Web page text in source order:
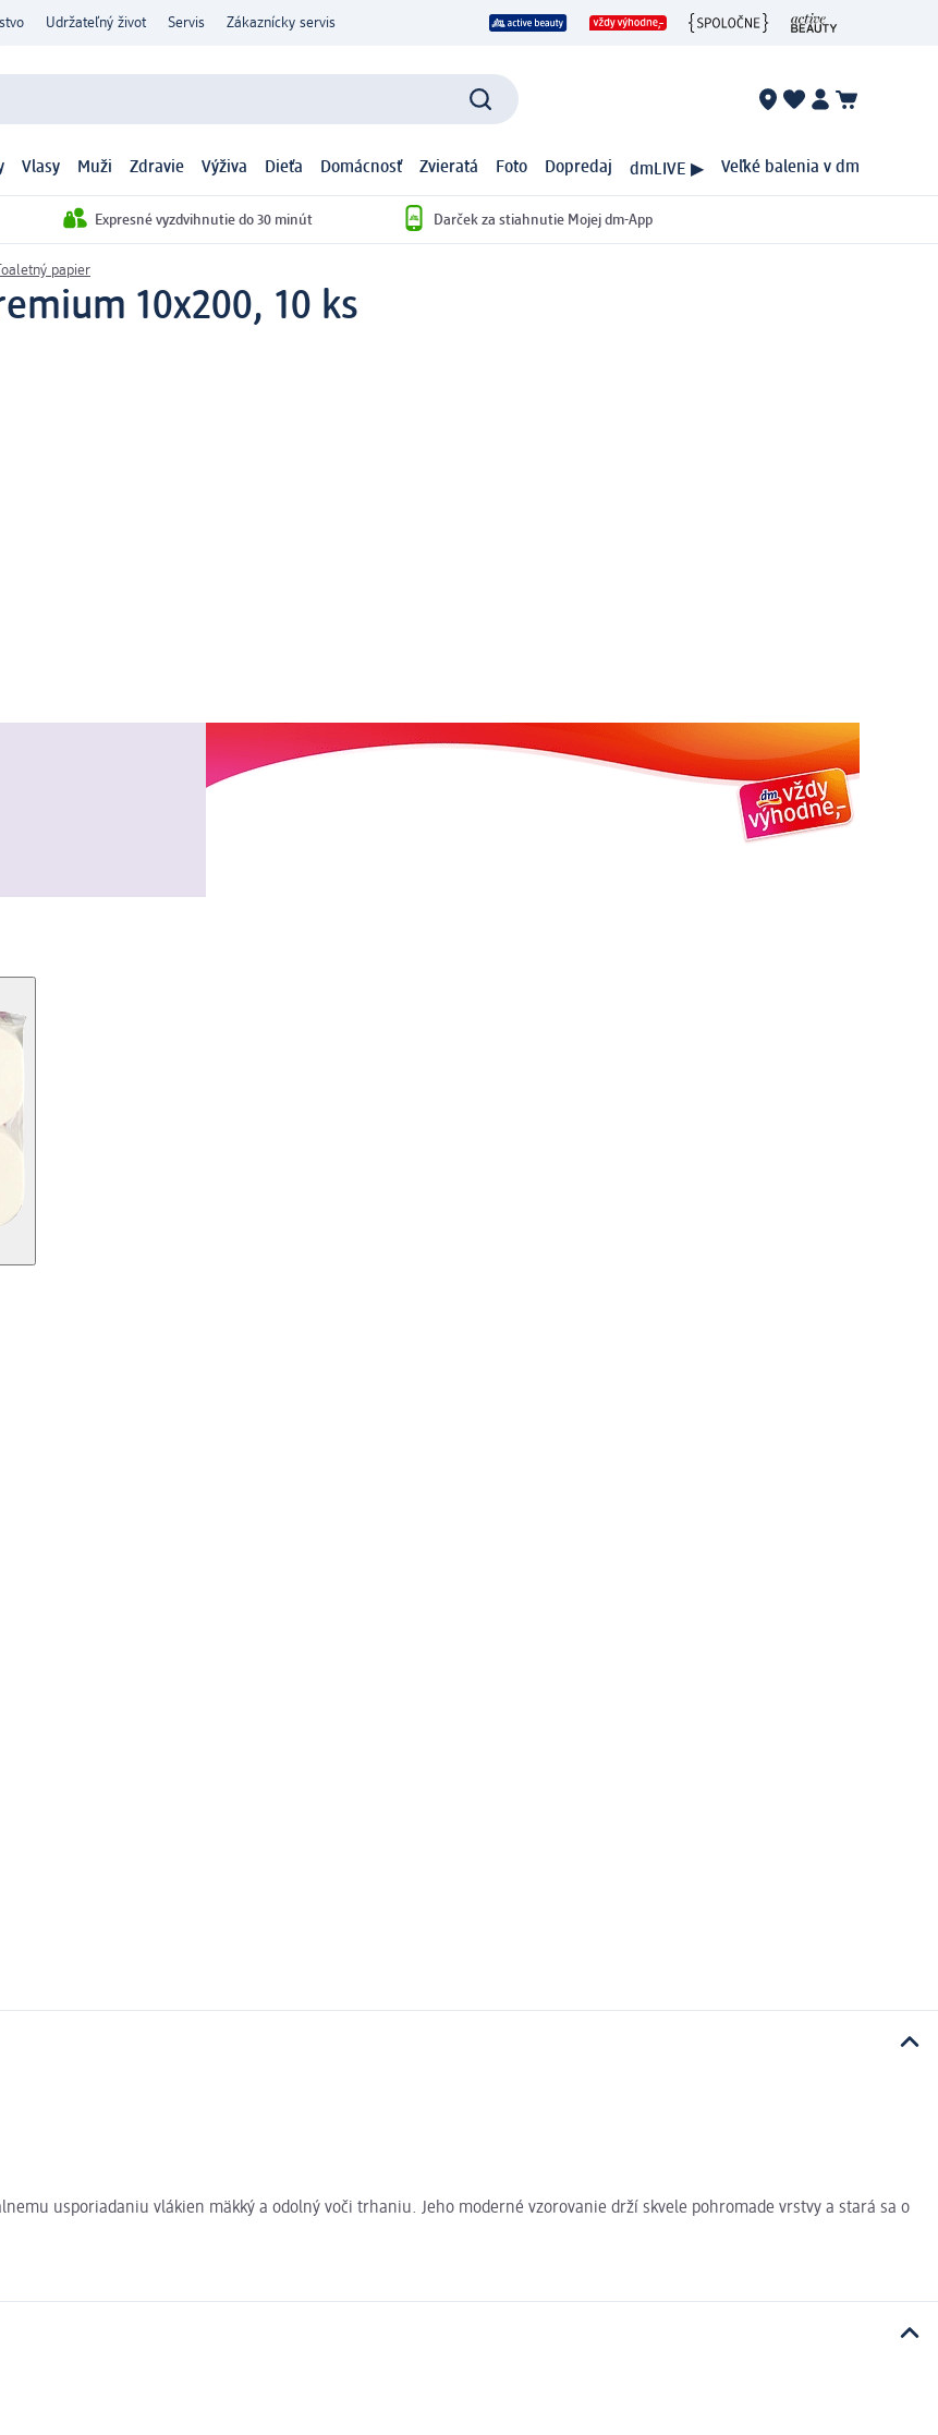
Udržateľný život Servis Zákaznícky servis
Vlasy Muži Zdravie Výživa Dieťa Domácnosť Zvieratá Foto Dopredaj dmLIVE ▶ Veľké balenia v dm
Expresné vyzdvihnutie do 30 minút Darček za stiahnutie Mojej dm-App
papier
10x200, 10 ks
usporiadaniu vlákien mäkký a odolný voči trhaniu. Jeho moderné vzorovanie drží skvele pohromade vrstvy a stará sa o